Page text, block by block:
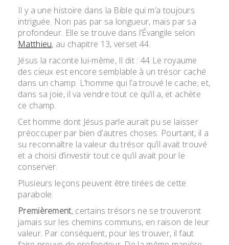
Il y a une histoire dans la Bible qui m’a toujours
intriguée. Non pas par sa longueur, mais par sa
profondeur. Elle se trouve dans l’Évangile selon
Matthieu, au chapitre 13, verset 44.
Jésus la raconte lui-même, Il dit : 44 Le royaume
des cieux est encore semblable à un trésor caché
dans un champ. L’homme qui l’a trouvé le cache; et,
dans sa joie, il va vendre tout ce qu’il a, et achète
ce champ.
Cet homme dont Jésus parle aurait pu se laisser
préoccuper par bien d’autres choses. Pourtant, il a
su reconnaître la valeur du trésor qu’il avait trouvé
et a choisi d’investir tout ce qu’il avait pour le
conserver.
Plusieurs leçons peuvent être tirées de cette
parabole.
Premièrement, certains trésors ne se trouveront
jamais sur les chemins communs, en raison de leur
valeur. Par conséquent, pour les trouver, il faut